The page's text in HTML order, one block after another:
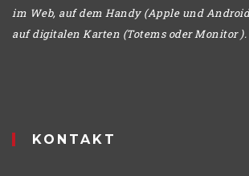
im Web, auf dem Handy (Apple und
auf digitalen Karten (Totems oder Monitor ).
KONTAKT